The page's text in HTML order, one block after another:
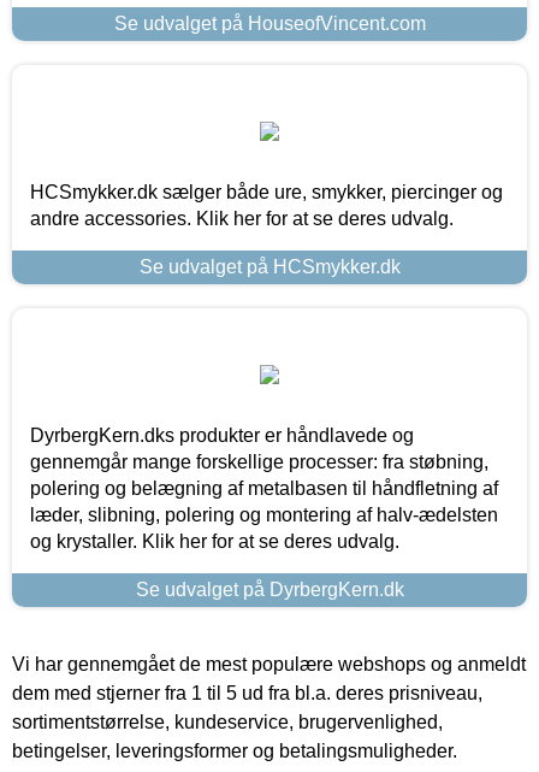
Se udvalget på HouseofVincent.com
HCSmykker.dk sælger både ure, smykker, piercinger og
andre accessories. Klik her for at se deres udvalg.
Se udvalget på HCSmykker.dk
DyrbergKern.dks produkter er håndlavede og
gennemgår mange forskellige processer: fra støbning,
polering og belægning af metalbasen til håndfletning af
læder, slibning, polering og montering af halv-ædelsten
og krystaller. Klik her for at se deres udvalg.
Se udvalget på DyrbergKern.dk
Vi har gennemgået de mest populære webshops og anmeldt
dem med stjerner fra 1 til 5 ud fra bl.a. deres prisniveau,
sortimentstørrelse, kundeservice, brugervenlighed,
betingelser, leveringsformer og betalingsmuligheder.